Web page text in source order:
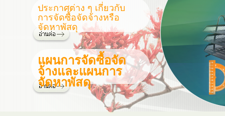
ประกาศต่าง ๆ เกี่ยวกับ
การจัดซื้อจัดจ้างหรือ
จัดหาพัสดุ
แผนการจัดซื้อจัด
จ้างและแผนการ
จัดหาพัสดุ